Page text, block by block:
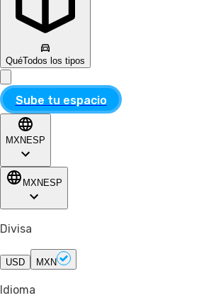
QuéTodos los tipos
Sube tu espacio
MXN ESP
MXN ESP
Divisa
USD MXN
Idioma